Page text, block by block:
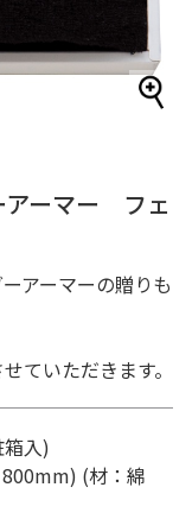
アーマー フェ
アーマーの贈りも
ていただきます。
入)
(材：綿